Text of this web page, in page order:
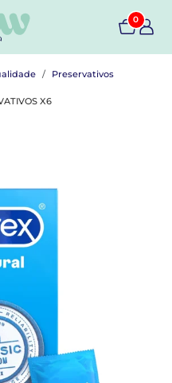
0
Preservativos
X6